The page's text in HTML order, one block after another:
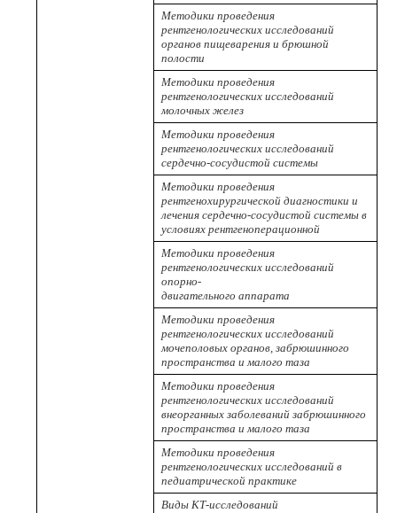
Методики проведения
рентгенологических исследований
органов пищеварения и брюшной
полости
Методики проведения
рентгенологических исследований
молочных желез
Методики проведения
рентгенологических исследований
сердечно-сосудистой системы
Методики проведения
рентгенохирургической диагностики и
лечения сердечно-сосудистой системы в
условиях рентгеноперационной
Методики проведения
рентгенологических исследований
опорно-
двигательного аппарата
Методики проведения
рентгенологических исследований
мочеполовых органов, забрюшинного
пространства и малого таза
Методики проведения
рентгенологических исследований
внеорганных заболеваний забрюшинного
пространства и малого таза
Методики проведения
рентгенологических исследований в
педиатрической практике
Виды КТ-исследований